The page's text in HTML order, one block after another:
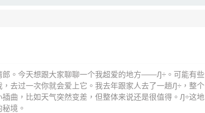
郎。今天想跟大家聊聊一个我超爱的地方——Ԓ÷。可能有些
去过一次你就会爱上它。我去年跟家人去了一趟Ԓ÷，整个
曲，比如天气突然变差，但整体来说还是很值得。Ԓ÷这地
境。